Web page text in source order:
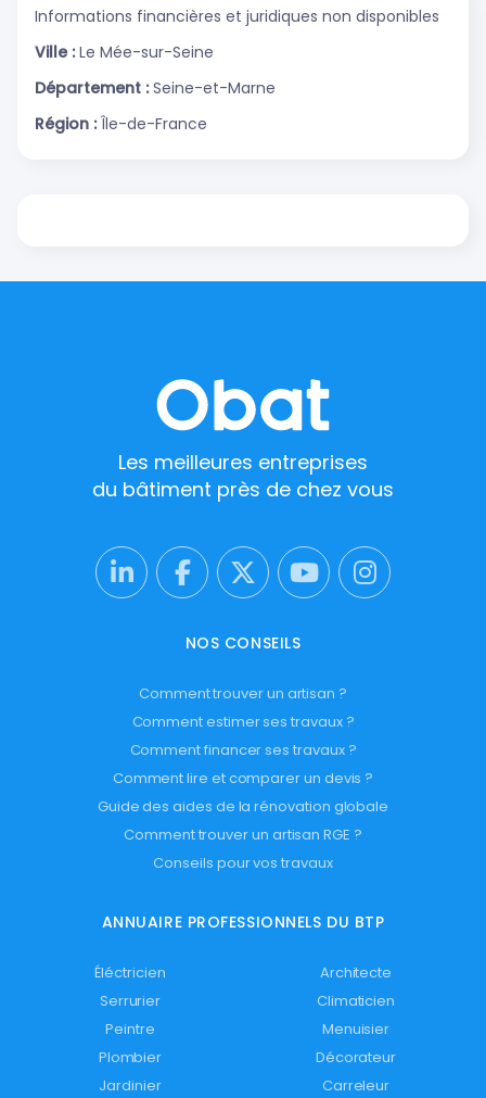
Informations financières et juridiques non disponibles
Ville : Le Mée-sur-Seine
Département : Seine-et-Marne
Région : Île-de-France
Les meilleures entreprises
du bâtiment près de chez vous
NOS CONSEILS
Comment trouver un artisan ?
Comment estimer ses travaux ?
Comment financer ses travaux ?
Comment lire et comparer un devis ?
Guide des aides de la rénovation globale
Comment trouver un artisan RGE ?
Conseils pour vos travaux
ANNUAIRE PROFESSIONNELS DU BTP
Éléctricien
Architecte
Serrurier
Climaticien
Peintre
Menuisier
Plombier
Décorateur
Jardinier
Carreleur